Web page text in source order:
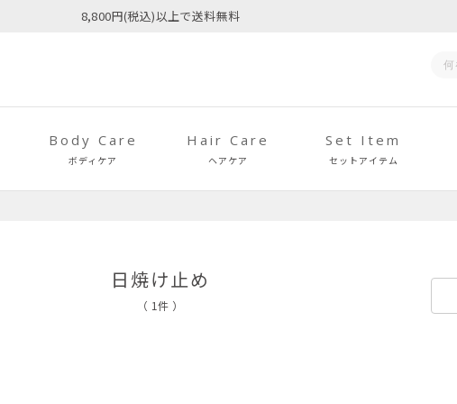
8,800円(税込)以上で送料無料
Body Care
ボディケア
Hair Care
ヘアケア
Set Item
セットアイテム
日焼け止め
（ 1件 ）